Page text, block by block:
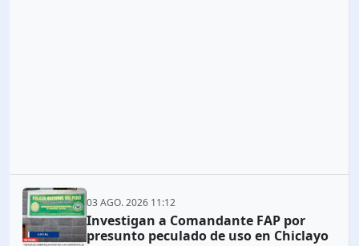
03 AGO. 2026 11:12
Investigan a Comandante FAP por
presunto peculado de uso en Chiclayo